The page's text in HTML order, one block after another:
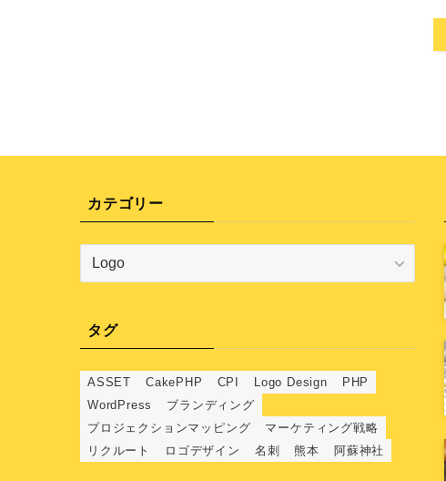
カテゴリー
カ
テ
リ
ー
タグ
ASSET CakePHP CPI Logo Design
PHP
WordPress
ブランディング
プロジェクションマッピング
マーケティング戦略
リクルート
ロゴデザイン 名刺 熊本 阿蘇神社